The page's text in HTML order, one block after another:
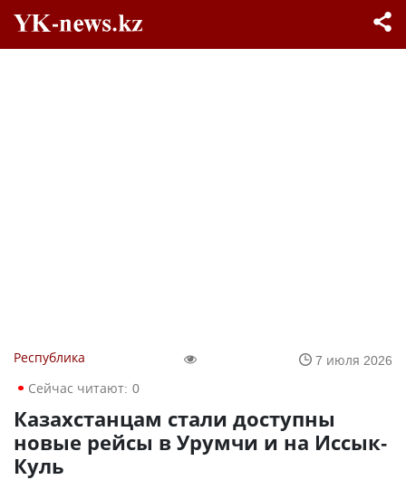
Республика
7 июля 2026
Сейчас читают: 0
Казахстанцам стали доступны
новые рейсы в Урумчи и на Иссык-
Куль